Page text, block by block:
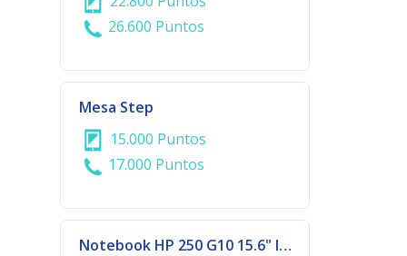
26.600 Puntos
Mesa Step
15.000 Puntos
17.000 Puntos
Notebook HP 250 G10 15.6" I3, 8GB de RAM, 256GB SSD, W11